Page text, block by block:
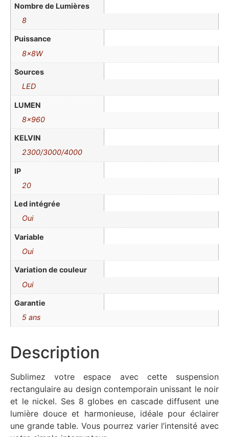
Nombre de Lumières
8
Puissance
8x8W
Sources
LED
LUMEN
8×960
KELVIN
2300/3000/4000
IP
20
Led intégrée
Oui
Variable
Oui
Variation de couleur
Oui
Garantie
5 ans
Description
Sublimez votre espace avec cette suspension
rectangulaire au design contemporain unissant le noir
et le nickel. Ses 8 globes en cascade diffusent une
lumière douce et harmonieuse, idéale pour éclairer
une grande table. Vous pourrez varier l’intensité avec